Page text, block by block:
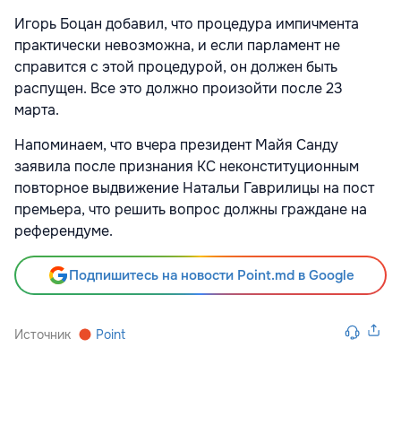
Игорь Боцан добавил, что процедура импичмента
практически невозможна, и если парламент не
справится с этой процедурой, он должен быть
распущен. Все это должно произойти после 23
марта.
Напоминаем, что вчера президент Майя Санду
заявила после признания КС неконституционным
повторное выдвижение Натальи Гаврилицы на пост
премьера, что решить вопрос должны граждане на
референдуме.
Подпишитесь на новости Point.md в Google
Источник Point